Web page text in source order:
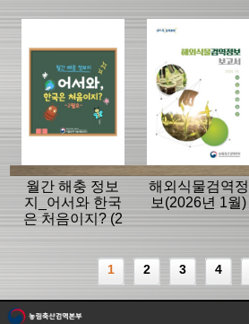
월간 해충 정보
지_어서와 한국
은 처음이지? (2
해외식물검역정
보(2026년 1월)
1 2 3 4